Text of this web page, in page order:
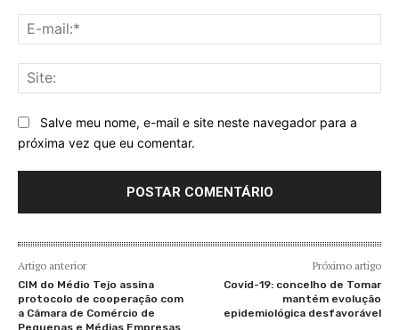
Salve meu nome, e-mail e site neste navegador para a
próxima vez que eu comentar.
Artigo anterior
CIM do Médio Tejo assina
protocolo de cooperação com
a Câmara de Comércio de
Pequenas e Médias Empresas
Próximo artigo
Covid-19: concelho de Tomar
mantém evolução
epidemiológica desfavorável